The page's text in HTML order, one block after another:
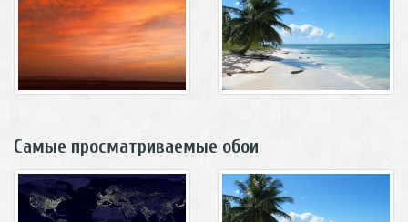
Самые просматриваемые обои